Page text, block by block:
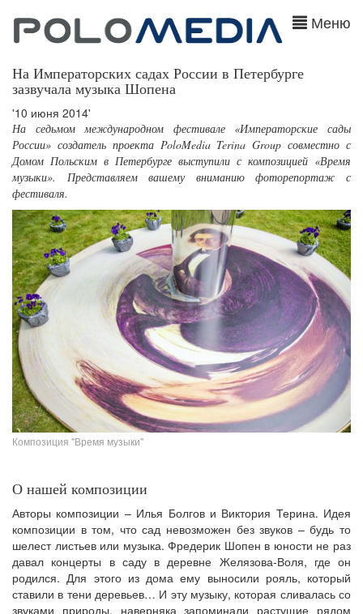
Меню
На Императорских садах России в Петербурге
зазвучала музыка Шопена
'10 июня 2014'
На седьмом международном фестивале «Императорские сады
России» создатель проекта PoloMedia Terina Group совместно с
Домом Польским в Петербурге выступили с композицией «Время
музыки». Представляем вашему вниманию фоторепортаж с
фестиваля.
Композиция "Время музыки"
О нашей композиции
Авторы композиции – Илья Болгов и Виктория Терина. Идея
композиции в том, что сад невозможен без звуков – будь то
шелест листьев или музыка. Фредерик Шопен в юности не раз
давал концерты в саду в деревне Желязова-Воля, где он
родился. Для этого из дома ему выносили рояль, который
ставили в тени деревьев… И эту музыку, которая сливалась со
звуками природы, наверняка запоминали растущие рядом